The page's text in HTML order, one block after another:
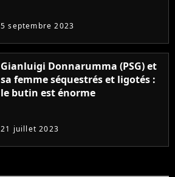
5 septembre 2023
Gianluigi Donnarumma (PSG) et
sa femme séquestrés et ligotés :
le butin est énorme
21 juillet 2023